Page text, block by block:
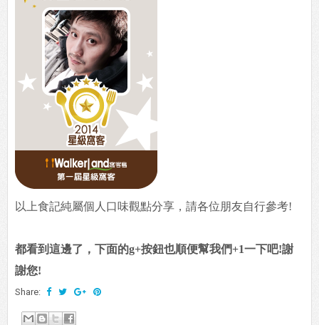
以上食記純屬個人口味觀點分享，請各位朋友自行參考!
都看到這邊了，下面的g+按鈕也順便幫我們+1一下吧!謝
謝您!
Share: